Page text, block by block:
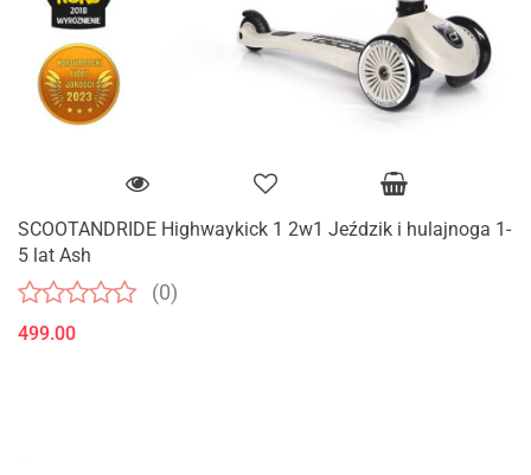
SCOOTANDRIDE Highwaykick 1 2w1 Jeździk i hulajnoga 1-
5 lat Ash
(0)
499.00